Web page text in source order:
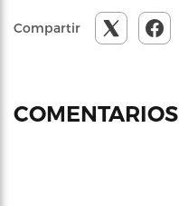
Compartir
COMENTARIOS